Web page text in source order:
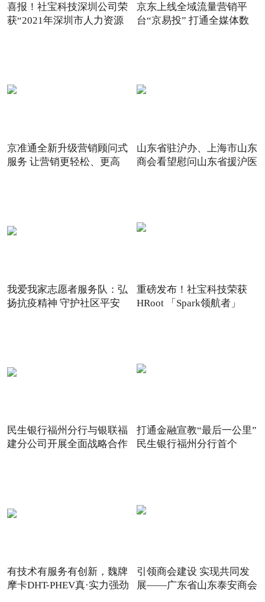
喜报！社宝科技深圳公司荣
获“2021年深圳市人力资源
京东上线全域流量营销平
台“京易投” 打通全媒体数
京准通全新升级营销顾问式
服务 让营销更轻松、更高
山东省驻沪办、上海市山东
商会看望慰问山东省援沪医
我爱我家志愿者服务队：弘
扬抗疫精神 守护社区平安
重磅发布！社宝科技荣获
HRoot 「Spark领航者」
民生银行福州分行与银联福
建分公司开展全面战略合作
打通金融宣教“最后一公里”
民生银行福州分行首个
有技术有服务有创新，魏牌
摩卡DHT-PHEV真·实力强劲
引领商会建设 实现共同发
展——广东省山东泰安商会